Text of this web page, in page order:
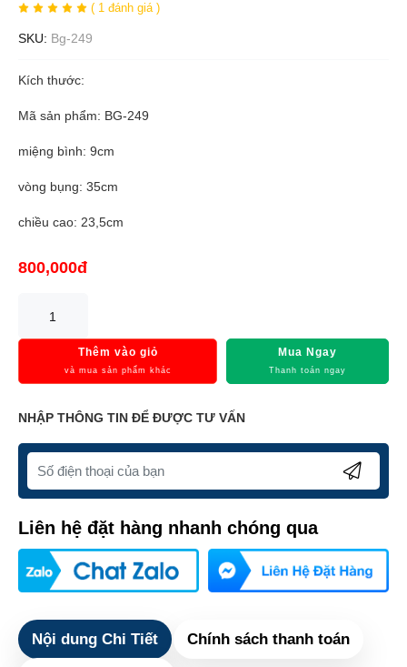
( 1 đánh giá )
SKU: Bg-249
Kích thước:
Mã sản phẩm: BG-249
miệng bình: 9cm
vòng bụng: 35cm
chiều cao: 23,5cm
800,000đ
Thêm vào giỏ
và mua sản phẩm khác
Mua Ngay
Thanh toán ngay
NHẬP THÔNG TIN ĐỂ ĐƯỢC TƯ VẤN
Liên hệ đặt hàng nhanh chóng qua
Nội dung Chi Tiết Chính sách thanh toán